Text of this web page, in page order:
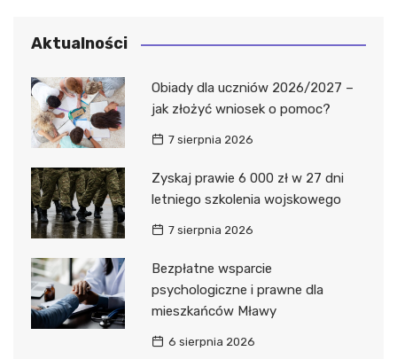
Aktualności
Obiady dla uczniów 2026/2027 –
jak złożyć wniosek o pomoc?
7 sierpnia 2026
Zyskaj prawie 6 000 zł w 27 dni
letniego szkolenia wojskowego
7 sierpnia 2026
Bezpłatne wsparcie
psychologiczne i prawne dla
mieszkańców Mławy
6 sierpnia 2026